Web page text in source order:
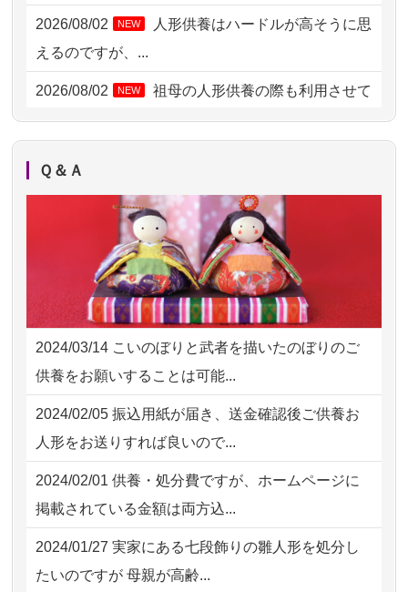
2026/08/02 09:15 神奈川の方からお申込み
2026/08/02 06:46
2026/08/01 19:28 東京都の方からお申込み
2026/08/01 17:10 東京都の方からお申込み
2026/08/01 11:07
2026/07/31 17:28 栃木県の方からお申込み
2026/07/31 12:32 東京都の方からお申込み
2026/07/31 10:29 京都市の方からお申込み
2026/07/31 08:41 埼玉県の方からお申込み
2026/07/30 22:27 墨田区の方からお申込み
2026/07/30 17:02 神奈川の方からお申込み
2026/08/02 NEW
人形供養はハードルが高そうに思
えるのですが、...
2026/08/02 NEW
祖母の人形供養の際も利用させて
いただき安心感がある
供養の内容（料金や送り方等）がとて
も丁寧に説...
2026/07/18つい先日も利用させていただきまし
た。 手続...
2026/07/18 大切にしていたお人形をきちんと供養
してくださ...
2026/07/15 子供の頃から可愛がってきた七段飾り
の雛人形で...
2026/07/15 お客様の声を読み、丁寧に供養してい
ただけそう...
2026/07/13 遠方からでもご依頼出来る点と申込ま
での方法が...
Ｑ＆Ａ
2024/03/14 こいのぼりと武者を描いたのぼりのご
供養をお願いすることは可能...
2024/02/05 振込用紙が届き、送金確認後ご供養お
人形をお送りすれば良いので...
2024/02/01 供養・処分費ですが、ホームページに
掲載されている金額は両方込...
2024/01/27 実家にある七段飾りの雛人形を処分し
たいのですが 母親が高齢...